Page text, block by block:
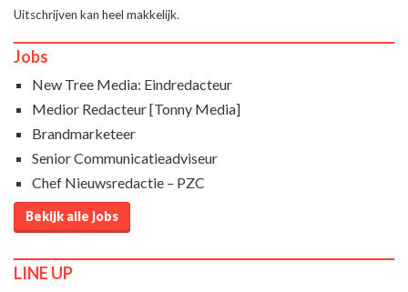
Uitschrijven kan heel makkelijk.
Jobs
New Tree Media: Eindredacteur
Medior Redacteur [Tonny Media]
Brandmarketeer
Senior Communicatieadviseur
Chef Nieuwsredactie – PZC
Bekijk alle jobs
LINE UP